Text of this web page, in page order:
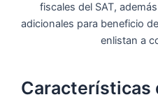
fiscales del SAT,
adicionales para beneficio
enlistan a
Características